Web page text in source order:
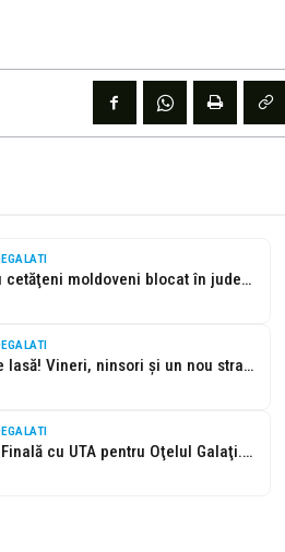
Autocar cu cetăţeni moldoveni blocat în judeţul Galaţi. Nu poate urca o...
Iarna nu se lasă! Vineri, ninsori şi un nou strat de zăpadă
Superliga: Finală cu UTA pentru Oţelul Galaţi. Zăpadă le dă de furcă...